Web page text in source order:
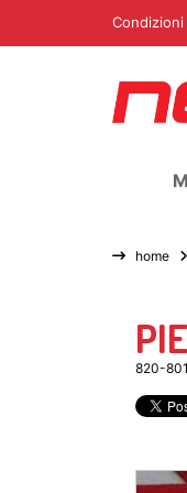
home
820-